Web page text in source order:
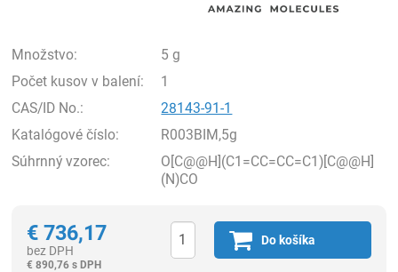
Množstvo:
5 g
Počet kusov v balení:
1
CAS/ID No.:
28143-91-1
Katalógové číslo:
R003BIM,5g
Súhrnný vzorec:
O[C@@H](C1=CC=CC=C1)[C@@H]
(N)CO
€ 736,17
bez DPH
€ 890,76 s DPH
Do košíka